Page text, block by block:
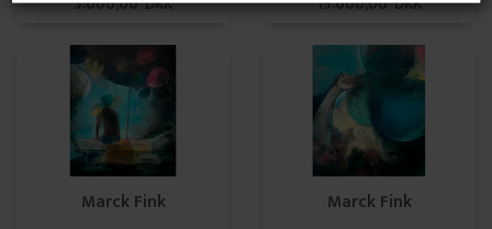
Marck Fink Marck Fink